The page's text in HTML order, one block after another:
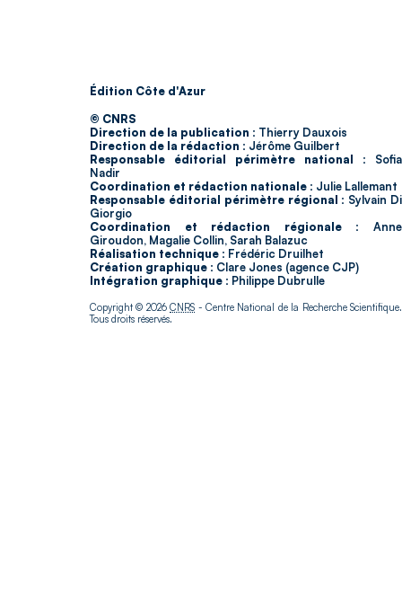
Édition Côte d'Azur
© CNRS
Direction de la publication : Thierry Dauxois
Direction de la rédaction : Jérôme Guilbert
Responsable éditorial périmètre national : Sofia
Nadir
Coordination et rédaction nationale : Julie Lallemant
Responsable éditorial périmètre régional : Sylvain Di
Giorgio
Coordination et rédaction régionale : Anne
Giroudon, Magalie Collin, Sarah Balazuc
Réalisation technique : Frédéric Druilhet
Création graphique : Clare Jones (agence CJP)
Intégration graphique : Philippe Dubrulle
Copyright © 2026CNRS - Centre National de la Recherche Scientifique.
Tous droits réservés.